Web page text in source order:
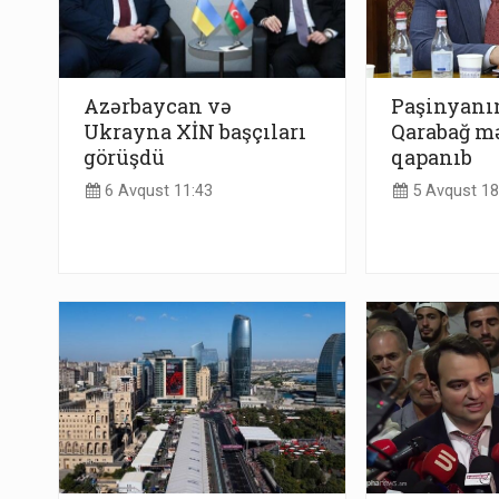
Azərbaycan və
Ukrayna XİN başçıları
görüşdü
6 Avqust 11:43
Qarabağ
qapanıb
5 Avqust